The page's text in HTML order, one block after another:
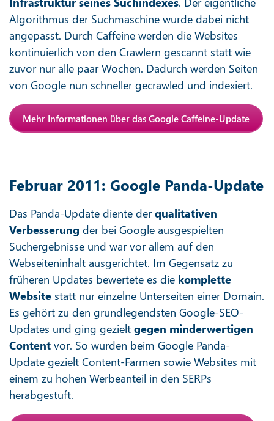
Algorithmus der Suchmaschine wurde dabei nicht
angepasst. Durch Caffeine werden die Websites
kontinuierlich von den Crawlern gescannt statt wie
zuvor nur alle paar Wochen. Dadurch werden Seiten
von Google nun schneller gecrawled und indexiert.
Mehr Informationen über das Google Caffeine-Update
Februar 2011: Google Panda-Update
Das Panda-Update diente derqualitativen
Verbesserung der bei Google ausgespielten
Suchergebnisse und war vor allem auf den
Webseiteninhalt ausgerichtet. Im Gegensatz zu
früheren Updates bewertete es die komplette
Website statt nur einzelne Unterseiten einer Domain.
Es gehört zu den grundlegendsten Google-SEO-
Updates und ging gezielt gegen minderwertigen
Content vor. So wurden beim Google Panda-
Update gezielt Content-Farmen sowie Websites mit
einem zu hohen Werbeanteil in den SERPs
herabgestuft.